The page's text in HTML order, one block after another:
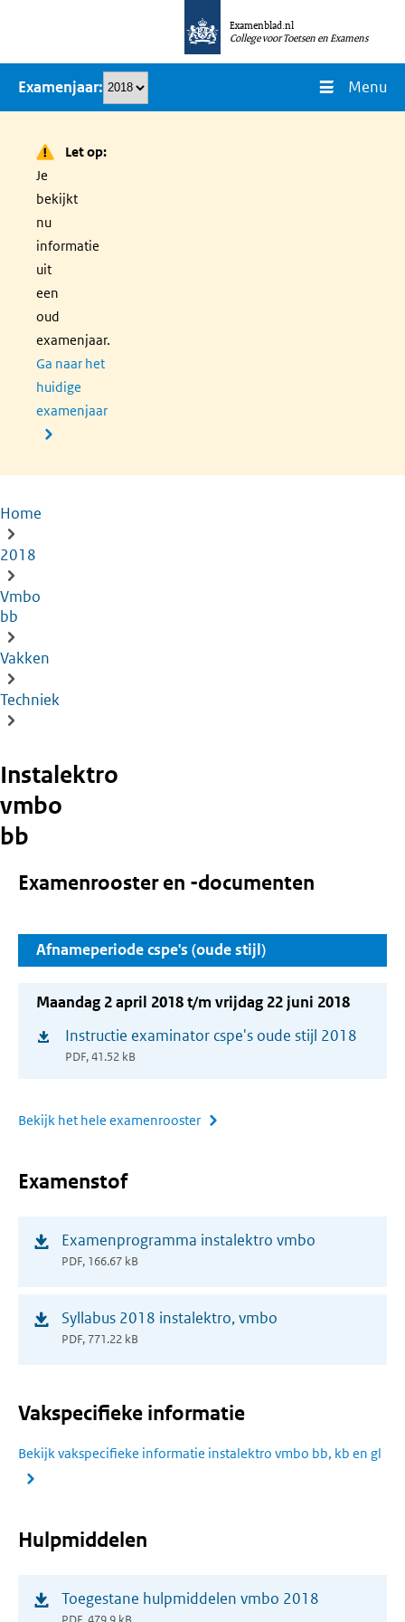
naar
inhoud
Examenblad.nl
College voor Toetsen en Examens
Examenjaar Menu
Let op:
Je
bekijkt
nu
informatie
uit
een
oud
examenjaar.
Ga naar het
huidige
examenjaar
Kruimelpad
Home
2018
Vmbo
bb
Vakken
Techniek
Instalektro
vmbo
bb
Examenrooster en -documenten
Afnameperiode cspe's (oude stijl)
Maandag 2 april 2018 t/m vrijdag 22 juni 2018
Instructie examinator cspe's oude stijl 2018
PDF, 41.52 kB
(opent
venster)
Bekijk het hele examenrooster
Examenstof
Examenprogramma instalektro vmbo
PDF, 166.67 kB
Syllabus 2018 instalektro, vmbo
PDF, 771.22 kB
Vakspecifieke informatie
Bekijk vakspecifieke informatie instalektro vmbo bb, kb en gl
Hulpmiddelen
Toegestane hulpmiddelen vmbo 2018